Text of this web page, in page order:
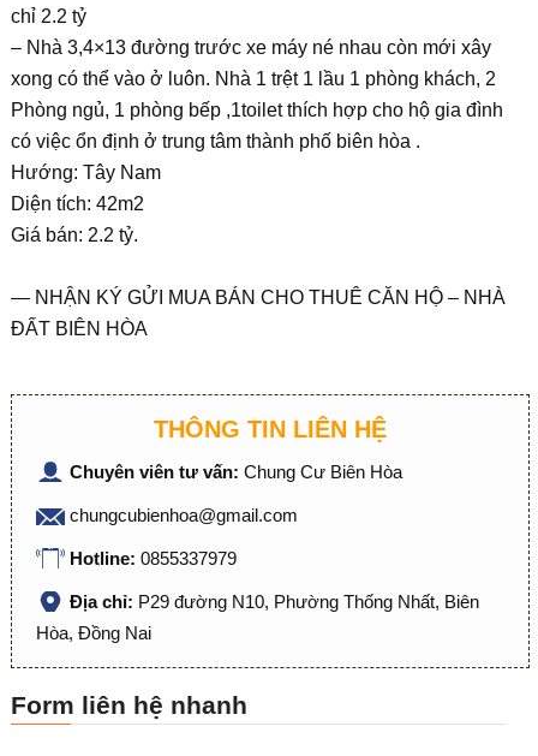
chỉ 2.2 tỷ
– Nhà 3,4×13 đường trước xe máy né nhau còn mới xây
xong có thể vào ở luôn. Nhà 1 trệt 1 lầu 1 phòng khách, 2
Phòng ngủ, 1 phòng bếp ,1toilet thích hợp cho hộ gia đình
có việc ổn định ở trung tâm thành phố biên hòa .
Hướng: Tây Nam
Diện tích: 42m2
Giá bán: 2.2 tỷ.
— NHẬN KÝ GỬI MUA BÁN CHO THUÊ CĂN HỘ – NHÀ
ĐẤT BIÊN HÒA
THÔNG TIN LIÊN HỆ
Chuyên viên tư vấn: Chung Cư Biên Hòa
chungcubienhoa@gmail.com
Hotline: 0855337979
Địa chỉ: P29 đường N10, Phường Thống Nhất, Biên
Hòa, Đồng Nai
Form liên hệ nhanh